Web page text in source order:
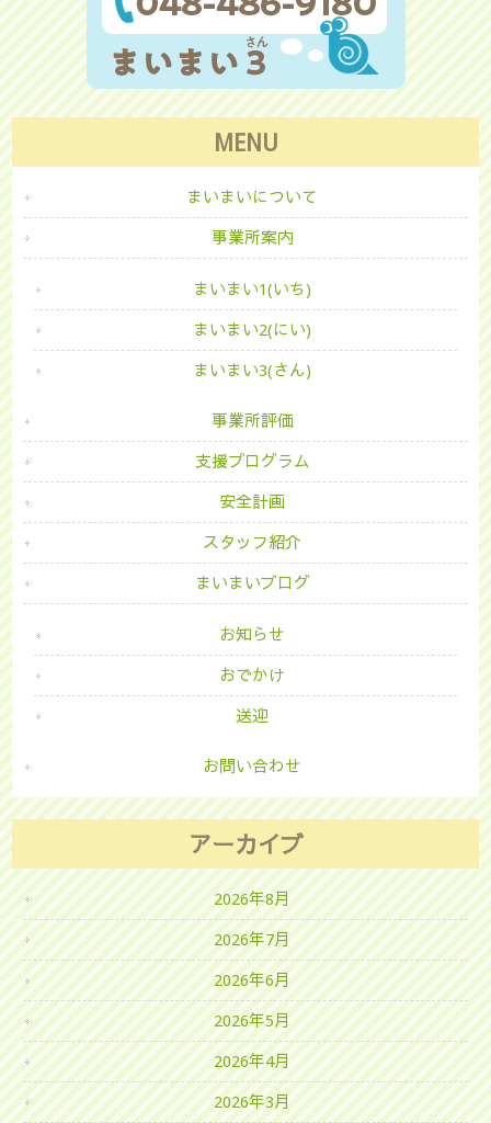
MENU
まいまいについて
事業所案内
まいまい1(いち)
まいまい2(にい)
まいまい3(さん)
事業所評価
支援プログラム
安全計画
スタッフ紹介
まいまいブログ
お知らせ
おでかけ
送迎
お問い合わせ
アーカイブ
2026年8月
2026年7月
2026年6月
2026年5月
2026年4月
2026年3月